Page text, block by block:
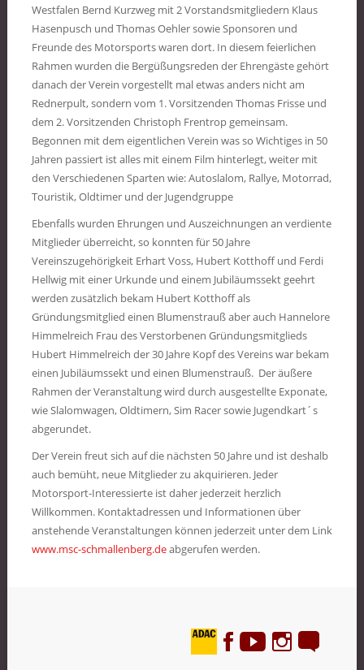
Westfalen Bernd Kurzweg mit 2 Vorstandsmitgliedern Klaus
Hasenpusch und Thomas Oehler sowie Sponsoren und
Freunde des Motorsports waren dort. In diesem feierlichen
Rahmen wurden die Bergüßungsreden der Ehrengäste gehört
danach der Verein vorgestellt mal etwas anders nicht am
Rednerpult, sondern vom 1. Vorsitzenden Thomas Frisse und
dem 2. Vorsitzenden Christoph Frentrop gemeinsam.
Begonnen mit dem eigentlichen Verein was so Wichtiges in 50
Jahren passiert ist alles mit einem Film hinterlegt, weiter mit
den Verschiedenen Sparten wie: Autoslalom, Rallye, Motorrad,
Touristik, Oldtimer und der Jugendgruppe
Ebenfalls wurden Ehrungen und Auszeichnungen an verdiente
Mitglieder überreicht, so konnten für 50 Jahre
Vereinszugehörigkeit Erhart Voss, Hubert Kotthoff und Ferdi
Hellwig mit einer Urkunde und einem Jubiläumssekt geehrt
werden zusätzlich bekam Hubert Kotthoff als
Gründungsmitglied einen Blumenstrauß aber auch Hannelore
Himmelreich Frau des Verstorbenen Gründungsmitglieds
Hubert Himmelreich der 30 Jahre Kopf des Vereins war bekam
einen Jubiläumssekt und einen Blumenstrauß. Der äußere
Rahmen der Veranstaltung wird durch ausgestellte Exponate,
wie Slalomwagen, Oldtimern, Sim Racer sowie Jugendkart´s
abgerundet.
Der Verein freut sich auf die nächsten 50 Jahre und ist deshalb
auch bemüht, neue Mitglieder zu akquirieren. Jeder
Motorsport-Interessierte ist daher jederzeit herzlich
Willkommen. Kontaktadressen und Informationen über
anstehende Veranstaltungen können jederzeit unter dem Link
www.msc-schmallenberg.deabgerufen werden.